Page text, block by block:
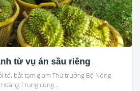
từ vụ án sầu riêng
tố, bắt tạm giam Thứ trưởng Bộ Nông
Trung cùng...